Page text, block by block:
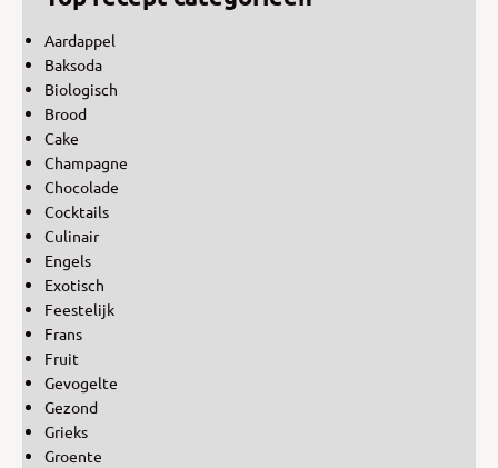
Aardappel
Baksoda
Biologisch
Brood
Cake
Champagne
Chocolade
Cocktails
Culinair
Engels
Exotisch
Feestelijk
Frans
Fruit
Gevogelte
Gezond
Grieks
Groente